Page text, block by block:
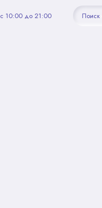
с 10:00 до 21:00